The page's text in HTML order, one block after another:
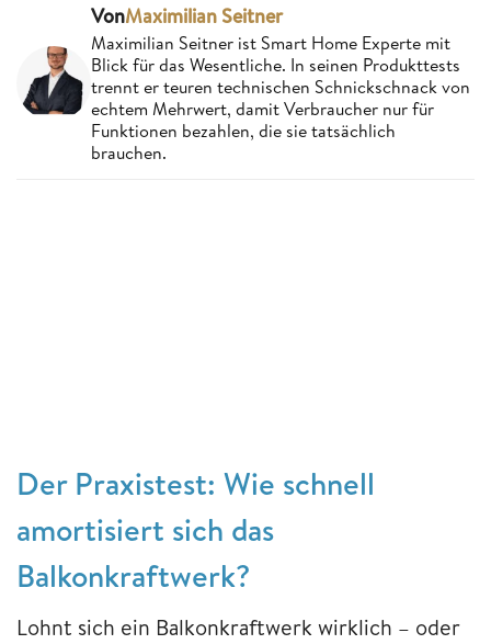
VonMaximilian Seitner
Maximilian Seitner ist Smart Home Experte mit
Blick für das Wesentliche. In seinen Produkttests
trennt er teuren technischen Schnickschnack von
echtem Mehrwert, damit Verbraucher nur für
Funktionen bezahlen, die sie tatsächlich
brauchen.
Der Praxistest: Wie schnell
amortisiert sich das
Balkonkraftwerk?
Lohnt sich ein Balkonkraftwerk wirklich – oder